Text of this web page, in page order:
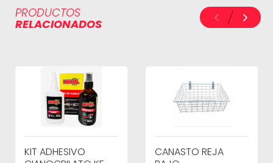
PRODUCTOS
RELACIONADOS
KIT ADHESIVO
CANASTO REJA